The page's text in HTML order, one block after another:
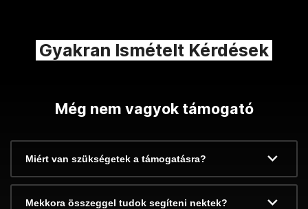
Gyakran Ismételt Kérdések
Még nem vagyok támogató
Miért van szükségetek a támogatásra?
Mekkora összeggel tudok segíteni nektek?